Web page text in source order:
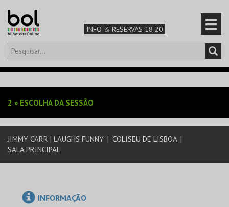
INFO & RESERVAS 18 20
Olá,iniciar sessão
TEATRO & ARTE
MÚSICA & FESTIVAIS
DESPORTO & AVENTURA
2 » ESCOLHA DA SESSÃO
JIMMY CARR | LAUGHS FUNNY | COLISEU DE LISBOA |
SALA PRINCIPAL
INFORMAÇÃO